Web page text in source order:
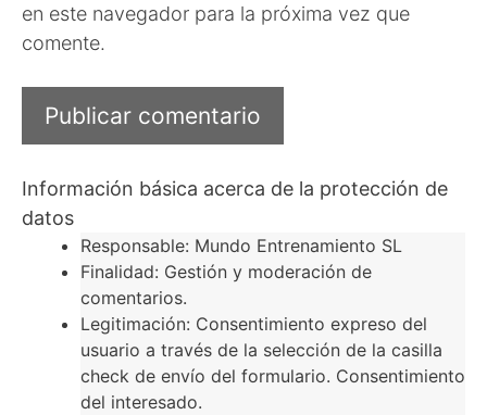
en este navegador para la próxima vez que
comente.
Información básica acerca de la protección de
datos
Responsable: Mundo Entrenamiento SL
Finalidad: Gestión y moderación de
comentarios.
Legitimación: Consentimiento expreso del
usuario a través de la selección de la casilla
check de envío del formulario. Consentimiento
del interesado.